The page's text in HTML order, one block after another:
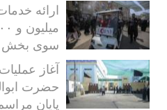
سوی بخش
آغاز
حضرت
پایان